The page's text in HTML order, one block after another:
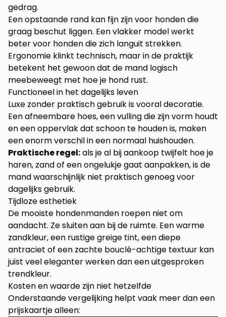
gedrag.
Een opstaande rand kan fijn zijn voor honden die
graag beschut liggen. Een vlakker model werkt
beter voor honden die zich languit strekken.
Ergonomie klinkt technisch, maar in de praktijk
betekent het gewoon dat de mand logisch
meebeweegt met hoe je hond rust.
Functioneel in het dagelijks leven
Luxe zonder praktisch gebruik is vooral decoratie.
Een afneembare hoes, een vulling die zijn vorm houdt
en een oppervlak dat schoon te houden is, maken
een enorm verschil in een normaal huishouden.
Praktische regel:als je al bij aankoop twijfelt hoe je
haren, zand of een ongelukje gaat aanpakken, is de
mand waarschijnlijk niet praktisch genoeg voor
dagelijks gebruik.
Tijdloze esthetiek
De mooiste hondenmanden roepen niet om
aandacht. Ze sluiten aan bij de ruimte. Een warme
zandkleur, een rustige greige tint, een diepe
antraciet of een zachte bouclé-achtige textuur kan
juist veel eleganter werken dan een uitgesproken
trendkleur.
Kosten en waarde zijn niet hetzelfde
Onderstaande vergelijking helpt vaak meer dan een
prijskaartje alleen: